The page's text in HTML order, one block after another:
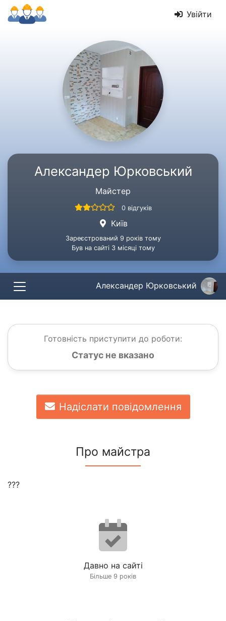
Увійти
Александер Юрковський
Майстер
0 відгуків
Київ
Зареєстрований 9 років тому
Був на сайті 3 місяці тому
Александер Юрковський
Готовність приступити до роботи:
Статус не вказано
Надіслати повідомлення
Про майстра
???
Давно на сайті
Більше 9 років